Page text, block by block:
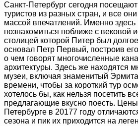
Санкт-Петербург сегодня
туристов из разных стран, и все
массой впечатлений. Именно
познакомиться поближе с вековой
столицей которой Питер был
основал Петр Первый, построив
о чем говорят многочисленные
архитектуры. Здесь же находятся
музеи, включая знаменитый
времени, чтобы за короткий тур
хотелось бы, как нельзя посетить
предлагающие вкусно поесть.
Петербурге в 20177 году
сезона и пик их приходится на